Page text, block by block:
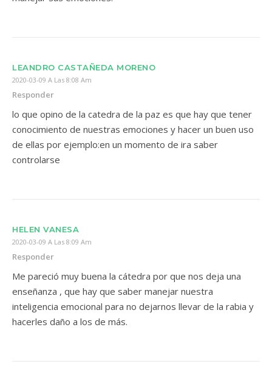
LEANDRO CASTAÑEDA MORENO
2020-03-09 A Las 8:08 Am
Responder
lo que opino de la catedra de la paz es que hay que tener
conocimiento de nuestras emociones y hacer un buen uso
de ellas por ejemplo:en un momento de ira saber
controlarse
HELEN VANESA
2020-03-09 A Las 8:09 Am
Responder
Me pareció muy buena la cátedra por que nos deja una
enseñanza , que hay que saber manejar nuestra
inteligencia emocional para no dejarnos llevar de la rabia y
hacerles daño a los de más.